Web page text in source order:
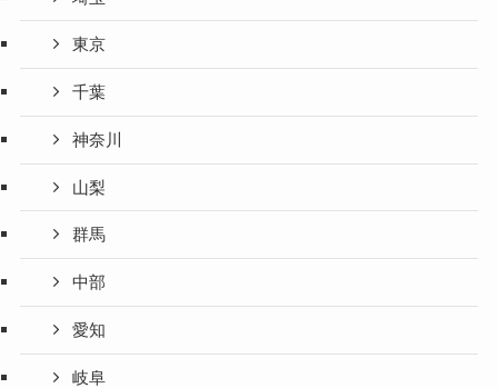
東京
千葉
神奈川
山梨
群馬
中部
愛知
岐阜